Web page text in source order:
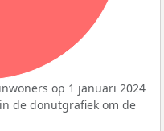
op 1 januari 2024
de donutgrafiek om de